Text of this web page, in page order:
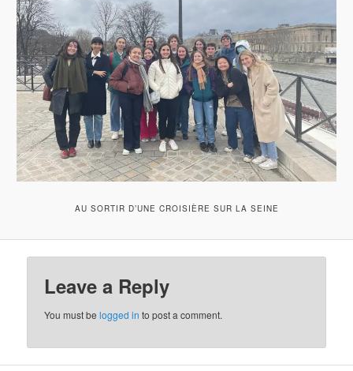
AU SORTIR D’UNE CROISIÈRE SUR LA SEINE
Leave a Reply
You must belogged in to post a comment.